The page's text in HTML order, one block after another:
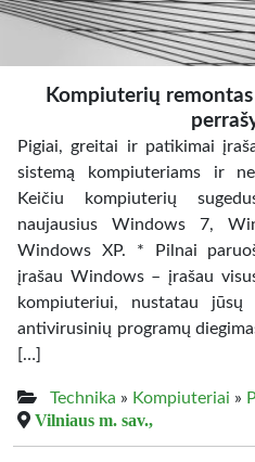
Kompiuterių
Pigiai, greitai ir patikimai
sistemą kompiuteriams ir
Keičiu kompiuterių
naujausius Windows 7,
Windows XP. * Pilnai
įrašau Windows – įrašau
kompiuteriui, nustatau
antivirusinių programų
[…]
Technika » Kompiuteriai »
Vilniaus m. sav.,